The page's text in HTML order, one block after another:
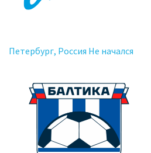
Петербург, Россия Не начался